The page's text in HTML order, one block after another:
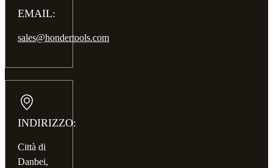
EMAIL:
sales@hondertools.com
INDIRIZZO:
Città di
Danbei,